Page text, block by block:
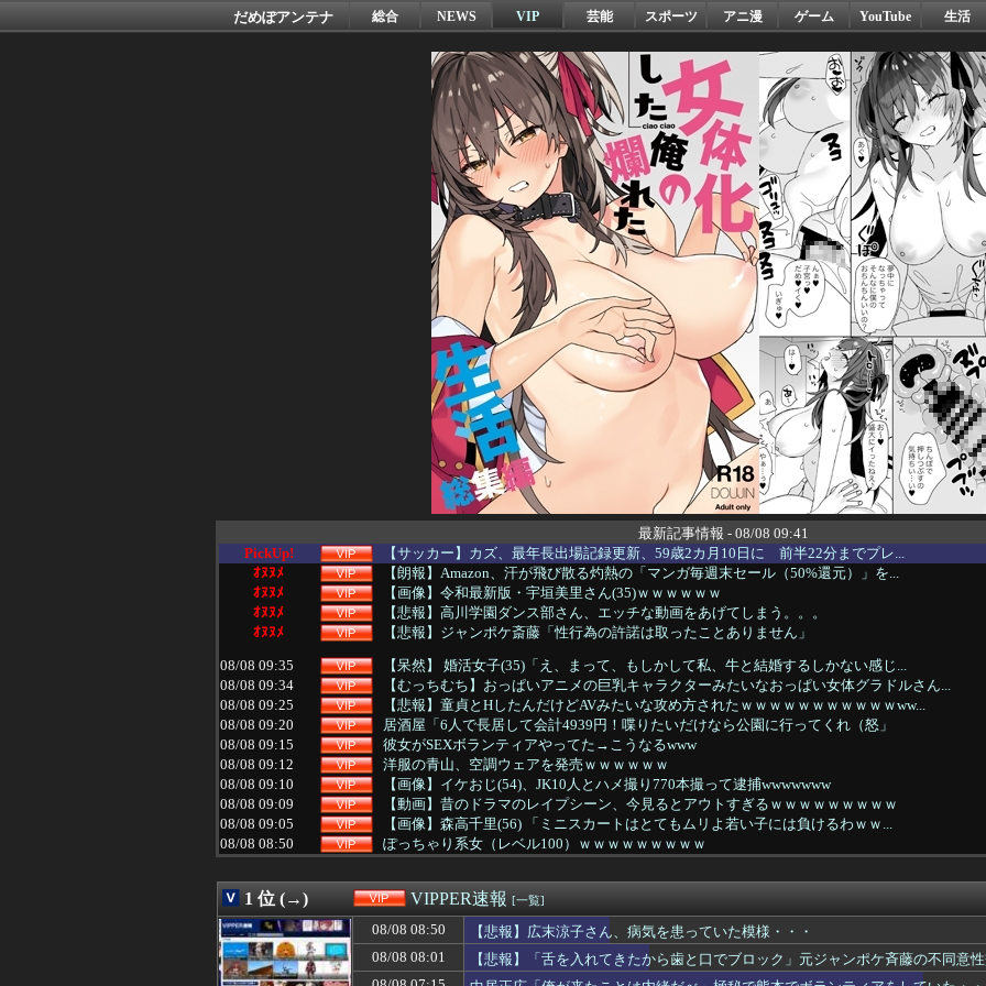
だめぽアンテナ 総合 NEWS VIP 芸能 スポーツ アニ漫 ゲーム YouTube 生活
最新記事情報 - 08/08 09:41
PickUp!
【サッカー】カズ、最年長出場記録更新、59歳2カ月10日に 前半22分までプレ...
ｵﾇﾇﾒ
【朗報】Amazon、汗が飛び散る灼熱の「マンガ毎週末セール（50%還元）」を...
ｵﾇﾇﾒ
【画像】令和最新版・宇垣美里さん(35)ｗｗｗｗｗｗ
ｵﾇﾇﾒ
【悲報】高川学園ダンス部さん、エッチな動画をあげてしまう。。。
ｵﾇﾇﾒ
【悲報】ジャンポケ斎藤「性行為の許諾は取ったことありません」
08/08 09:35
【呆然】 婚活女子(35)「え、まって、もしかして私、牛と結婚するしかない感じ...
08/08 09:34
【むっちむち】おっぱいアニメの巨乳キャラクターみたいなおっぱい女体グラドルさん...
08/08 09:25
【悲報】童貞とHしたんだけどAVみたいな攻め方されたｗｗｗｗｗｗｗｗｗｗｗww...
08/08 09:20
居酒屋「6人で長居して会計4939円！喋りたいだけなら公園に行ってくれ（怒」
08/08 09:15
彼女がSEXボランティアやってた→こうなるwww
08/08 09:12
洋服の青山、空調ウェアを発売ｗｗｗｗｗｗ
08/08 09:10
【画像】イケおじ(54)、JK10人とハメ撮り770本撮って逮捕wwwwwww
08/08 09:09
【動画】昔のドラマのレイプシーン、今見るとアウトすぎるｗｗｗｗｗｗｗｗｗ
08/08 09:05
【画像】森高千里(56) 「ミニスカートはとてもムリよ若い子には負けるわｗｗ...
08/08 08:50
ぽっちゃり系女（レベル100）ｗｗｗｗｗｗｗｗｗ
08/08 08:40
【過去最高額】夏のボーナス、平均104万2537円 初の100万円超
08/08 08:35
葬儀屋「火葬プランはどうなさいますか？」 ワイ喪主「直葬で(即答)」葬儀屋「直...
08/08 08:34
【動画】トー横キッズ、ホームレスとダンスするｗｗｗｗｗｗｗｗ
08/08 08:33
【ｼｺ画像】バニーガールのお姉さんのお◯ぱい、ガチでマジでエ口過ぎるｗｗｗｗｗ...
08/08 08:25
マッサージ店でバイトしてるけど、OLの体触りほうだいでめっちゃいいぞwwww
08/08 08:25
【江別大学生リンチ殺害】無期懲役になった当時18歳の被告、怖いｗｗｗｗｗｗ
1 位 (→) VIPPER速報 [一覧]
08/08 08:50
【悲報】広末涼子さん、病気を患っていた模様・・・
08/08 08:01
【悲報】「舌を入れてきたから歯と口でブロック」元ジャンポケ斉藤の不同意